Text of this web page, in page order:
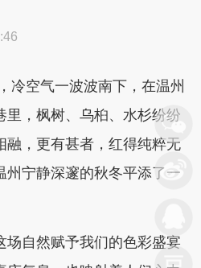
冷空气一波波南下，在温州
， 枫树、乌桕、水杉纷纷
融，更有甚者，红得纯粹无
州宁静深邃的秋冬平添了一
场自然赋予我们的色彩盛宴